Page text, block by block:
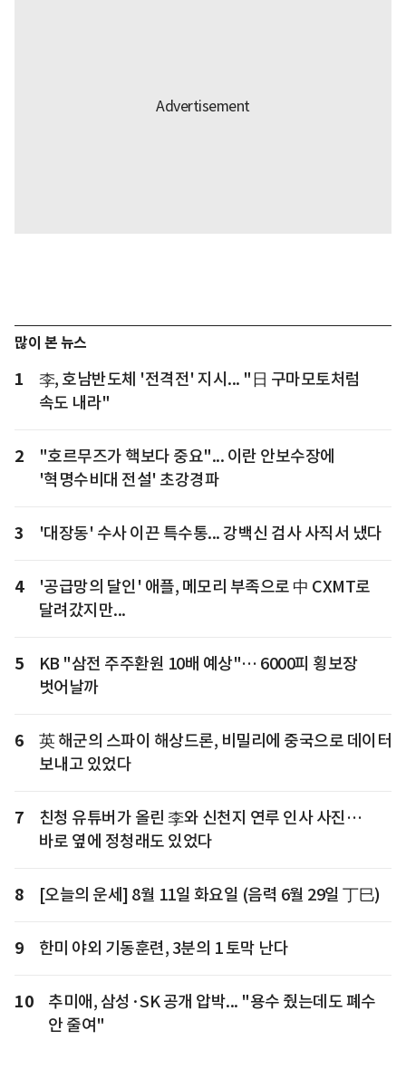
많이 본 뉴스
1
李, 호남반도체 '전격전' 지시... "日 구마모토처럼
속도 내라"
2
"호르무즈가 핵보다 중요"... 이란 안보수장에
'혁명수비대 전설' 초강경파
3 '대장동' 수사 이끈 특수통... 강백신 검사 사직서 냈다
4
'공급망의 달인' 애플, 메모리 부족으로 中 CXMT로
달려갔지만...
5
KB "삼전 주주환원 10배 예상"… 6000피 횡보장
벗어날까
6
英 해군의 스파이 해상드론, 비밀리에 중국으로 데이터
보내고 있었다
7
친청 유튜버가 올린 李와 신천지 연루 인사 사진…
바로 옆에 정청래도 있었다
8 [오늘의 운세] 8월 11일 화요일 (음력 6월 29일 丁巳)
9 한미 야외 기동훈련, 3분의 1 토막 난다
10
추미애, 삼성·SK 공개 압박... "용수 줬는데도 폐수
안 줄여"